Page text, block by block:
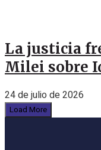
La justicia
Milei sobre
24 de julio de 2026
Load More